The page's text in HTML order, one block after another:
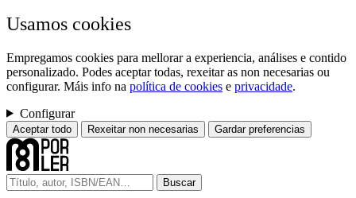
Usamos cookies
Empregamos cookies para mellorar a experiencia, análises e contido
personalizado. Podes aceptar todas, rexeitar as non necesarias ou
configurar. Máis info na política de cookies e privacidade.
Configurar
Aceptar todo Rexeitar non necesarias Gardar preferencias
Buscar